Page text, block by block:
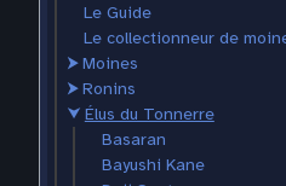
Le Guide
Le collectionneur de
⮞Moines
⮞Ronins
⮟ Élus du Tonnerre
Basaran
Bayushi Kane